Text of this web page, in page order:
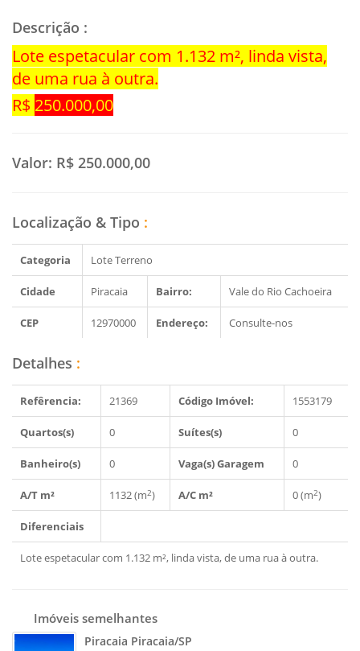
Descrição :
Lote espetacular com 1.132 m², linda vista,
de uma rua à outra.
R$ 250.000,00
Valor: R$ 250.000,00
Localização & Tipo :
Categoria Lote Terreno
Cidade Piracaia Bairro: Vale do Rio Cachoeira
CEP 12970000 Endereço: Consulte-nos
Detalhes :
Refêrencia: 21369 Código Imóvel: 1553179
Quartos(s) 0 Suítes(s) 0
Banheiro(s) 0 Vaga(s) Garagem 0
A/T m² 1132 (m2) A/C m² 0 (m2)
Diferenciais
Lote espetacular com 1.132 m², linda vista, de uma rua à outra.
Imóveis semelhantes
Piracaia Piracaia/SP